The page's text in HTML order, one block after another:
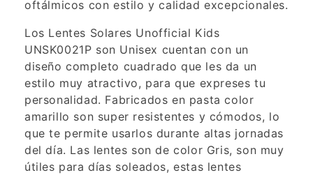
oftálmicos con estilo y calidad excepcionales.
Los Lentes Solares Unofficial Kids
UNSK0021P son Unisex cuentan con un
diseño completo cuadrado que les da un
estilo muy atractivo, para que expreses tu
personalidad. Fabricados en pasta color
amarillo son super resistentes y cómodos, lo
que te permite usarlos durante altas jornadas
del día. Las lentes son de color Gris, son muy
útiles para días soleados, estas lentes